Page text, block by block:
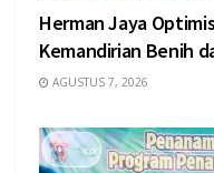
Herman Jaya
Kemandirian Benih
AGUSTUS 7, 2026